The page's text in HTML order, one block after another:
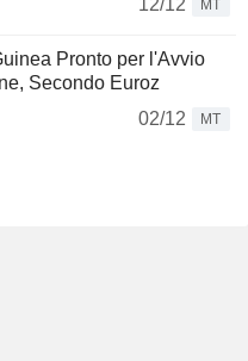
MT
Pronto per l'Avvio
Secondo Euroz
02/12
MT